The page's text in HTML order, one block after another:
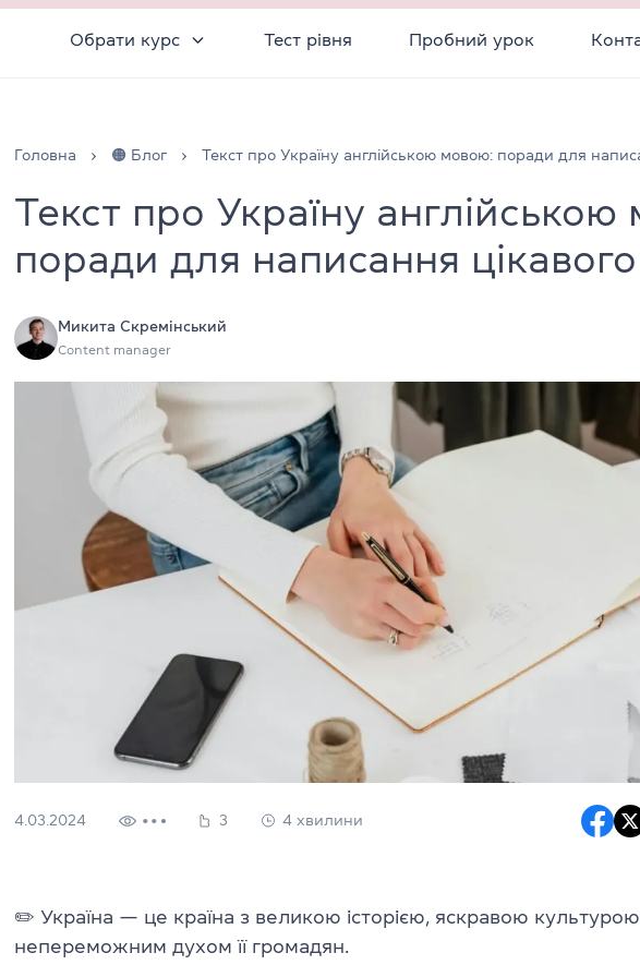
Обрати курс Тест рівня Пробний урок
Головна 🟠 Блог Текст про Україну англійською мовою: поради для
Текст про Україну
поради для написання
Микита Скремінський
Content manager
4.03.2024 3 4 хвилини
✏️ Україна — це країна з великою історією, яскравою
непереможним духом її громадян.